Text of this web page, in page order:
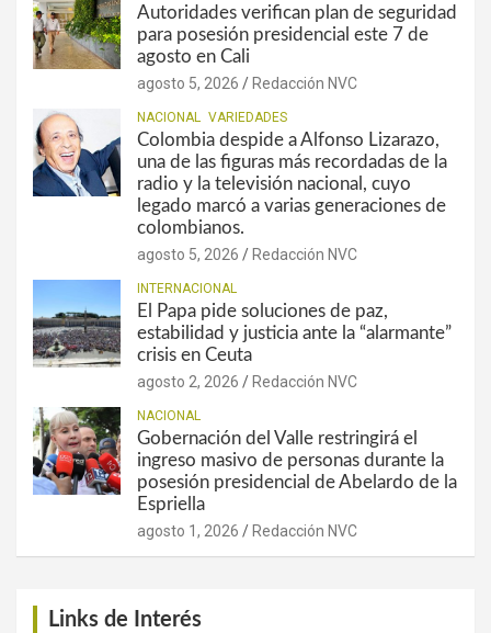
Autoridades verifican plan de seguridad
para posesión presidencial este 7 de
agosto en Cali
agosto 5, 2026 Redacción NVC
NACIONAL VARIEDADES
Colombia despide a Alfonso Lizarazo,
una de las figuras más recordadas de la
radio y la televisión nacional, cuyo
legado marcó a varias generaciones de
colombianos.
agosto 5, 2026 Redacción NVC
INTERNACIONAL
El Papa pide soluciones de paz,
estabilidad y justicia ante la “alarmante”
crisis en Ceuta
agosto 2, 2026 Redacción NVC
NACIONAL
Gobernación del Valle restringirá el
ingreso masivo de personas durante la
posesión presidencial de Abelardo de la
Espriella
agosto 1, 2026 Redacción NVC
Links de Interés